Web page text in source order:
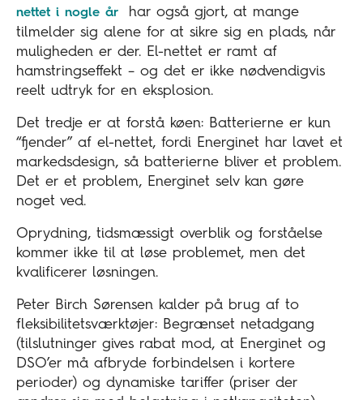
nettet i nogle år
har også gjort, at mange
tilmelder sig alene for at sikre sig en plads, når
muligheden er der. El-nettet er ramt af
hamstringseffekt – og det er ikke nødvendigvis
reelt udtryk for en eksplosion.
Det tredje er at forstå køen: Batterierne er kun
“fjender” af el-nettet, fordi Energinet har lavet et
markedsdesign, så batterierne bliver et problem.
Det er et problem, Energinet selv kan gøre
noget ved.
Oprydning, tidsmæssigt overblik og forståelse
kommer ikke til at løse problemet, men det
kvalificerer løsningen.
Peter Birch Sørensen kalder på brug af to
fleksibilitetsværktøjer: Begrænset netadgang
(tilslutninger gives rabat mod, at Energinet og
DSO’er må afbryde forbindelsen i kortere
perioder) og dynamiske tariffer (priser der